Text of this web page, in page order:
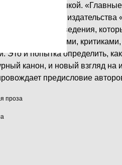
печальной усмешкой. «Главные
серия издательства
«Полка». Произведения,
писателями,
Это и попытка определить,
канон, и новый взгляд на
предисловие
проза